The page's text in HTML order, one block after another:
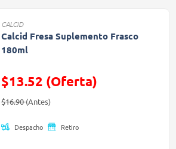
CALCID
Calcid Fresa Suplemento Frasco
180ml
$13.52 (Oferta)
Precio reducido de
$16.90(Antes)(Oferta)
Despacho Retiro